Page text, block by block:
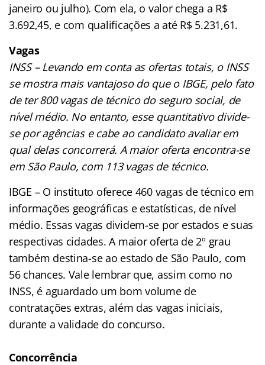
janeiro ou julho). Com ela, o valor chega a R$
3.692,45, e com qualificações a até R$ 5.231,61.
Vagas
INSS – Levando em conta as ofertas totais, o INSS
se mostra mais vantajoso do que o IBGE, pelo fato
de ter 800 vagas de técnico do seguro social, de
nível médio. No entanto, esse quantitativo divide-
se por agências e cabe ao candidato avaliar em
qual delas concorrerá. A maior oferta encontra-se
em São Paulo, com 113 vagas de técnico.
IBGE – O instituto oferece 460 vagas de técnico em
informações geográficas e estatísticas, de nível
médio. Essas vagas dividem-se por estados e suas
respectivas cidades. A maior oferta de 2º grau
também destina-se ao estado de São Paulo, com
56 chances. Vale lembrar que, assim como no
INSS, é aguardado um bom volume de
contratações extras, além das vagas iniciais,
durante a validade do concurso.
Concorrência